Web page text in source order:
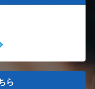
ら